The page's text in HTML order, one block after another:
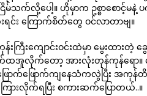
မ်သက်လို့ပေါ့။ ဟိုမှာက ဥစ္စာစောင့်မ
း ကြောက်စိတ်တွေ ဝင်လာတာဗျ။
န်းကြီးကျောင်းဝင်းထဲမှာ မွေးထ
က်ထအူလိုက်တော့ အားလုံးတုန်ကုန်ရော
ဖြောက်ဖြောက်ကျနေသံကလွဲပြီး အ
ားလိုက်ရပြီး စကားဆက်ပြောတယ်..။